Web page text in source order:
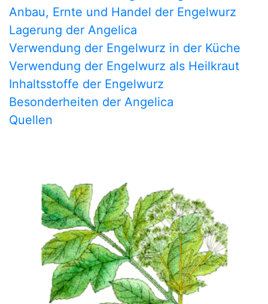
Anbau, Ernte und Handel der Engelwurz
Lagerung der Angelica
Verwendung der Engelwurz in der Küche
Verwendung der Engelwurz als Heilkraut
Inhaltsstoffe der Engelwurz
Besonderheiten der Angelica
Quellen